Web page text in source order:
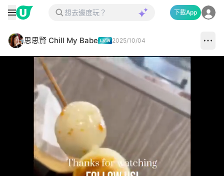
下載App
思思賢 Chill My Babe 2025/10/04